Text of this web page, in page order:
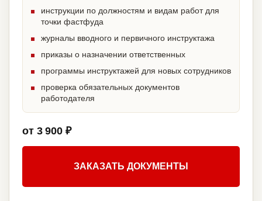
инструкции по должностям и видам работ для
точки фастфуда
журналы вводного и первичного инструктажа
приказы о назначении ответственных
программы инструктажей для новых сотрудников
проверка обязательных документов
работодателя
от 3 900 ₽
ЗАКАЗАТЬ ДОКУМЕНТЫ